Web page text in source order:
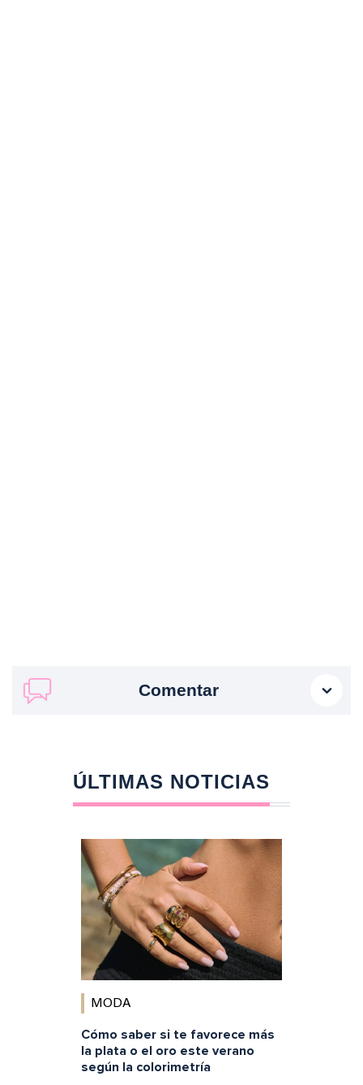
Comentar
ÚLTIMAS NOTICIAS
MODA
Cómo saber si te favorece más
la plata o el oro este verano
según la colorimetría